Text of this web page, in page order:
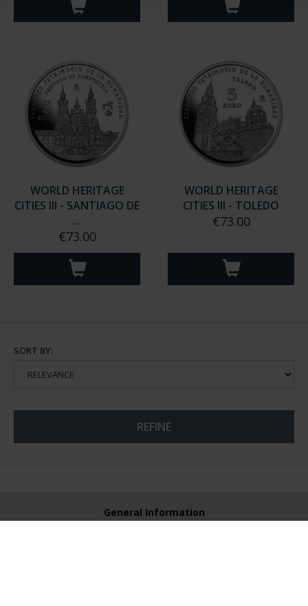
WORLD HERITAGE
CITIES III - SANTIAGO DE
...
€73.00
WORLD HERITAGE
CITIES III - TOLEDO
€73.00
SORT BY:
REFINE
General Information